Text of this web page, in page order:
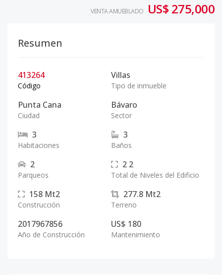
VENTA AMUEBLADO US$ 275,000
Resumen
413264
Código
Villas
Tipo de inmueble
Punta Cana
Ciudad
Bávaro
Sector
3
Habitaciones
3
Baños
2
Parqueos
2 2
Total de Niveles del Edificio
158 Mt2
Construcción
277.8 Mt2
Terreno
2017967856
Año de Construcción
US$ 180
Mantenimiento